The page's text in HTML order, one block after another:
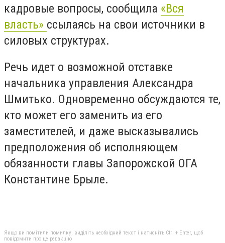
кадровые вопросы, сообщила «Вся
власть» ссылаясь на свои источники в
силовых структурах.
Речь идет о возможной отставке
начальника управления Александра
Шмитько. Одновременно обсуждаются те,
кто может его заменить из его
заместителей, и даже высказывались
предположения об исполняющем
обязанности главы Запорожской ОГА
Константине Брыле.
Якщо ви помітили помилку, виділіть необхідний текст і натисніть Ctrl + Enter, щоб
повідомити про це редакцію